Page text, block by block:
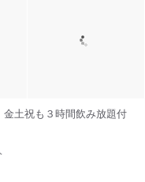
土祝も３時間飲み放題付